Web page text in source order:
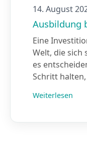
14. August
Ausbildung
Eine
Welt, die
es
Schritt
Weiterlesen